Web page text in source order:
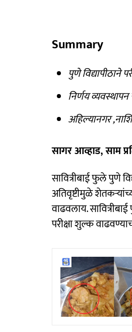
Summary
पुणे विद्यापीठाने
निर्णय
अहिल्यानगर
सागर आव्हाड, साम
सावित्रीबाई फुले पुणे
अतिवृष्टीमुळे
वाढवलाय.
परीक्षा शुल्क